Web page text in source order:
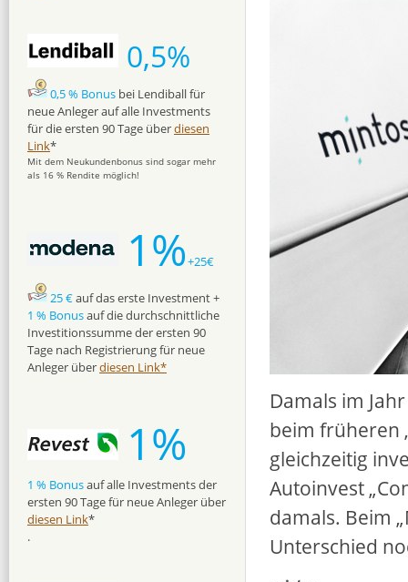
Damals im
beim früheren
gleichzeitig
Autoinvest
damals. Beim
Unterschied
0,5%
0,5 % Bonus bei Lendiball für
neue Anleger auf alle Investments
für die ersten 90 Tage überdiesen
Link*
Mit dem Neukundenbonus sind sogar mehr
als 16 % Rendite möglich!
1%+25€
25 €auf das erste Investment +
1 % Bonusauf die durchschnittliche
Investitionssumme der ersten 90
Tage nach Registrierung für neue
Anleger überdiesen Link*
1%
1 % Bonusauf alle Investments der
ersten 90 Tage für neue Anleger über
diesen Link*
.